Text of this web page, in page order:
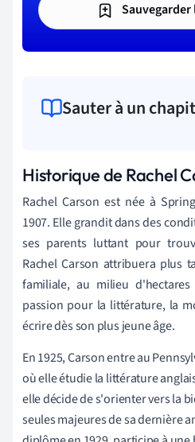
Sauter à un
Historique de Rachel
Rachel Carson est née à
1907. Elle grandit dans des
ses parents luttant pour
Rachel Carson attribuera plus
familiale, au milieu
passion pour la littérature, la
écrire dès son plus jeune âge.
En 1925, Carson entre au
où elle étudie la littérature
elle décide de s'orienter vers la
seules majeures de sa dernière